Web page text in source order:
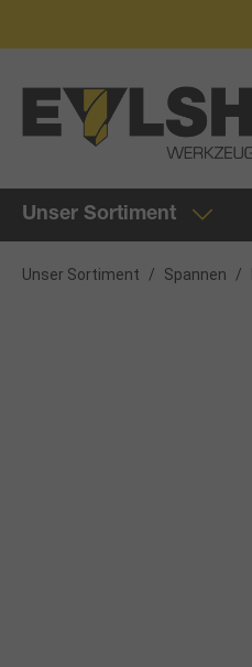
Unser Sortiment
Unser Sortiment / Spannen /